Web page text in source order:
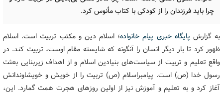
چرا باید فرزندان را از کودکی با کتاب مأنوس کرد.
به گزارش پایگاه خبری پیام خانواده؛ اسلام دین و مکتب تربیت است. اسلام
ظهور کرد تا بار دیگر انسان را آنگونه که شایسته مقام اوست، تربیت کند. در
واقع تعلیم و تربیت از سیاست‌های بنیادین اسلام و از اهداف زیربنایی بعثت
رسول خدا (ص) است. پیامبراسلام (ص) تربیت را از خویش و خویشاوندانش
آغاز کرد و به تعلیم و آموزش نیز از اولین روزهای هجرت همت گمارد. این،